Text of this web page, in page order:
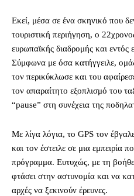
Εκεί, μέσα σε ένα σκηνικό που δεν
τουριστική περιήγηση, ο
ευρωπαϊκής διαδρομής και εντός
Σύμφωνα με όσα κατήγγειλε,
τον περικύκλωσε και του
τον απαραίτητο εξοπλισμό του
“pause” στη συνέχεια της
Με λίγα λόγια, το GPS τον
και τον έστειλε σε μια εμπειρία
πρόγραμμα. Ευτυχώς, με τη
φτάσει στην αστυνομία και να
αρχές να ξεκινούν έρευνες.